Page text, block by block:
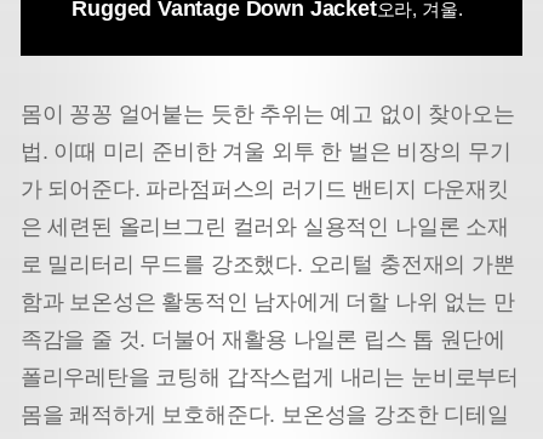
Rugged Vantage Down Jacket오라, 겨울.
몸이 꽁꽁 얼어붙는 듯한 추위는 예고 없이 찾아오는
법. 이때 미리 준비한 겨울 외투 한 벌은 비장의 무기
가 되어준다. 파라점퍼스의 러기드 밴티지 다운재킷
은 세련된 올리브그린 컬러와 실용적인 나일론 소재
로 밀리터리 무드를 강조했다. 오리털 충전재의 가뿐
함과 보온성은 활동적인 남자에게 더할 나위 없는 만
족감을 줄 것. 더불어 재활용 나일론 립스 톱 원단에
폴리우레탄을 코팅해 갑작스럽게 내리는 눈비로부터
몸을 쾌적하게 보호해준다. 보온성을 강조한 디테일